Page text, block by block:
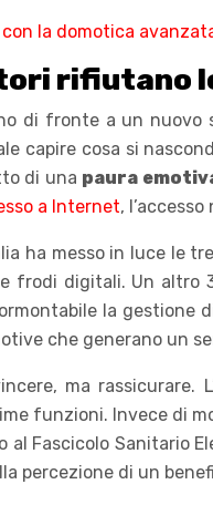
la domotica
rifiutano
di fronte a un nuovo
capire cosa si
di una paura
a Internet,
ha messo in luce le
frodi digitali. Un altro
la gestione
che generano un
ma rassicurare.
funzioni. Invece di
al Fascicolo Sanitario
percezione di un